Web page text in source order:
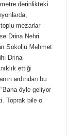
derinlikteki
mezarlar
Drina Nehri
Sokollu Mehmet
Drina
ettiği
ardından bu
öyle geliyor
Toprak bile o